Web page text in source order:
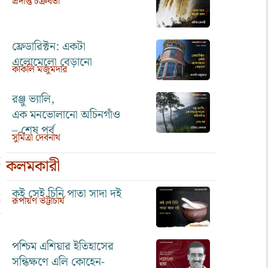
ফ্রেডারিক্টন: একটা
এলোমেলো বেড়ানো
কাকলি মজুমদার
রঞ্জু ভ্যালি,
এক মনভোলানো অচিনগাঁও
– শেষ পর্ব
সুমিত্রা দেবনাথ
কলমকারী
কই সেই চিনি পাতা সাদা দই
রূপায়ণ ভট্টাচার্য
পশ্চিম এশিয়ার ইতিহাসের
সন্ধিক্ষণে এলি কোহেন-